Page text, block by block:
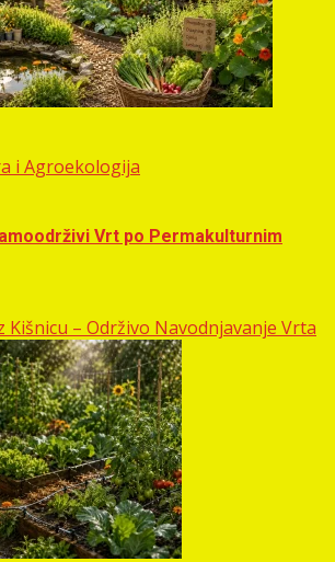
i Agroekologija
Vrt po Permakulturnim
Kišnicu – Održivo Navodnjavanje Vrta